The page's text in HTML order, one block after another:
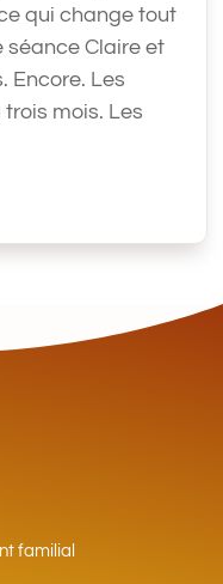
qui change tout
séance Claire et
Encore. Les
mois. Les
familial